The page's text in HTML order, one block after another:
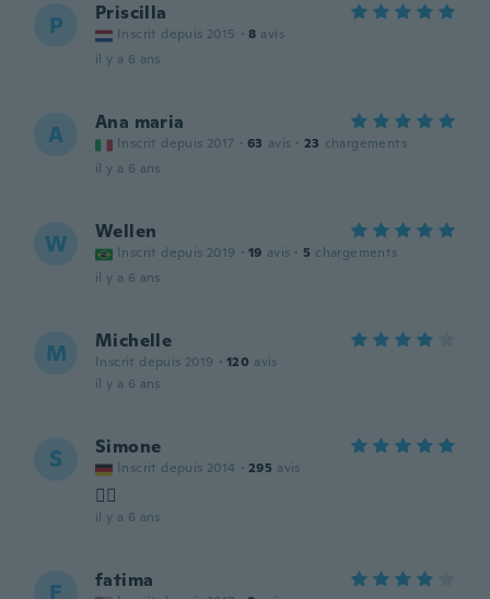
P Priscilla
Inscrit depuis 2015 · 8 avis
il y a 6 ans
A Ana maria
Inscrit depuis 2017 · 63 avis · 23 chargements
il y a 6 ans
W Wellen
Inscrit depuis 2019 · 19 avis · 5 chargements
il y a 6 ans
M Michelle
Inscrit depuis 2019 · 120 avis
il y a 6 ans
S Simone
Inscrit depuis 2014 · 295 avis
👍🏻
il y a 6 ans
F fatima